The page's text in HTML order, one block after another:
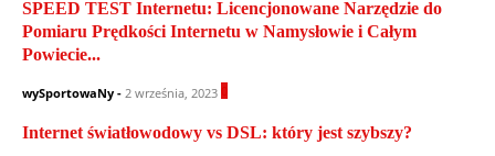
SPEED TEST Internetu: Licencjonowane Narzędzie do
Pomiaru Prędkości Internetu w Namysłowie i Całym
Powiecie...
wySportowaNy - 2 września, 2023
Internet światłowodowy vs DSL: który jest szybszy?